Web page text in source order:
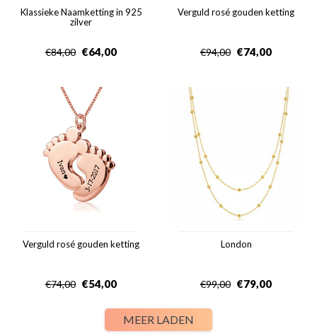
Klassieke Naamketting in 925
zilver
€84,00 €64,00
Verguld rosé gouden ketting
€94,00 €74,00
Verguld rosé gouden ketting
€74,00 €54,00
London
€99,00 €79,00
MEER LADEN